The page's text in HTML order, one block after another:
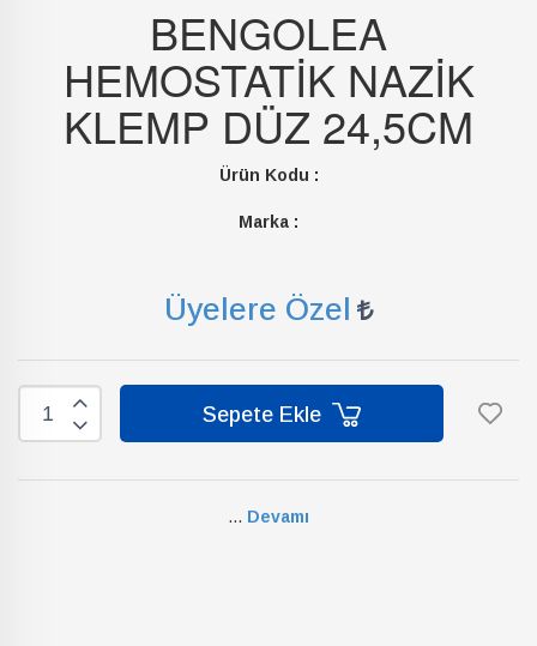
BENGOLEA
HEMOSTATİK NAZİK
KLEMP DÜZ 24,5CM
Ürün Kodu :
Marka :
Üyelere Özel
Sepete Ekle
... Devamı